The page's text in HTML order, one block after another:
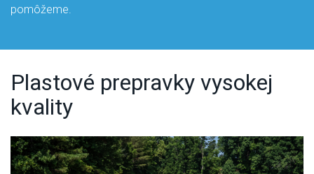
pomôžeme.
Plastové prepravky vysokej
kvality